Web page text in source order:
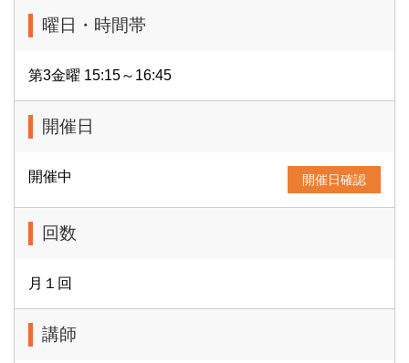
曜日・時間帯
第3金曜 15:15～16:45
開催日
開催中 開催日確認
回数
月１回
講師